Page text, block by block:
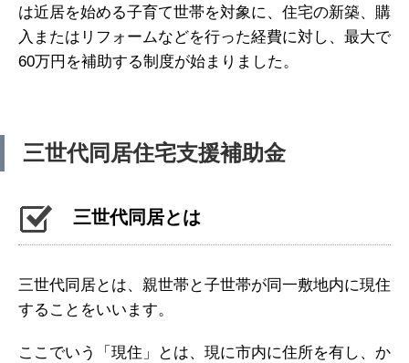
は近居を始める子育て世帯を対象に、住宅の新築、購
入またはリフォームなどを行った経費に対し、最大で
60万円を補助する制度が始まりました。
三世代同居住宅支援補助金
三世代同居とは
三世代同居とは、親世帯と子世帯が同一敷地内に現住
することをいいます。
ここでいう「現住」とは、現に市内に住所を有し、か